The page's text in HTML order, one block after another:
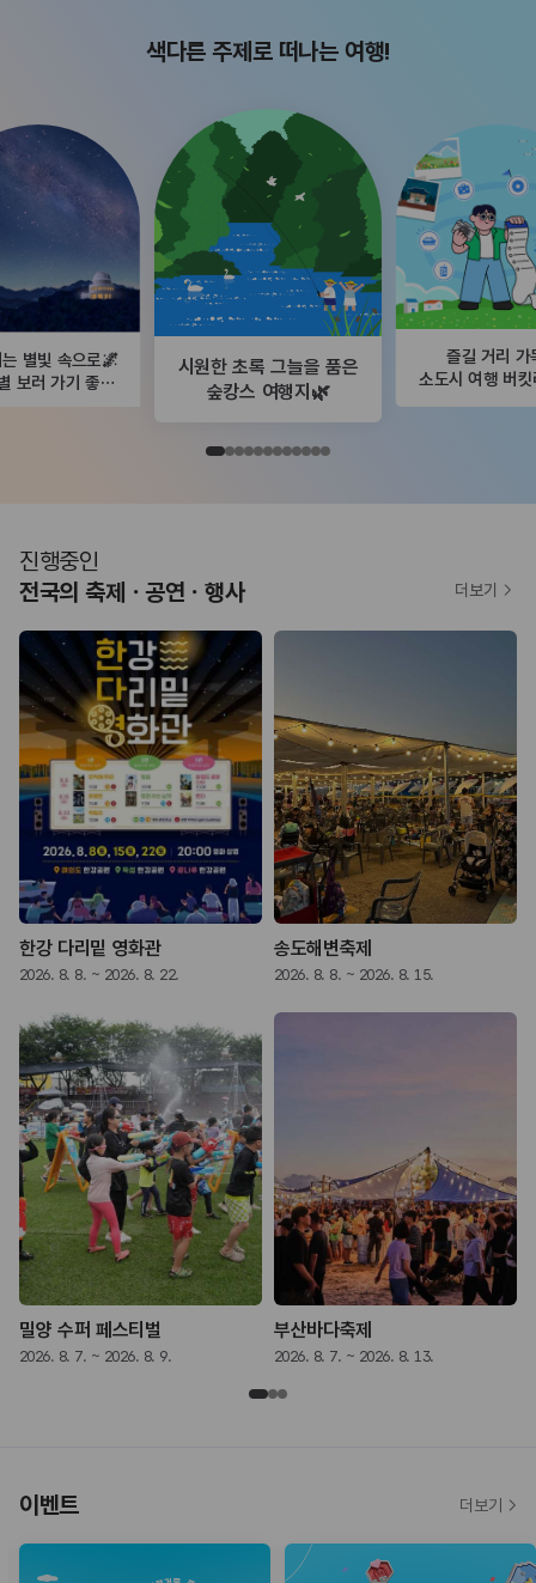
색다른 주제로 떠나는 여행!
별빛 속으로🌌
보러 가기 좋은
시원한 초록 그늘을 품은
숲캉스 여행지🌿
즐길 거리 가
소도시 여행 버킷
진행중인
전국의 축제ㆍ공연ㆍ행사
한강 다리밑 영화관
2026. 8. 8. ~ 2026. 8. 22.
송도해변축제
2026. 8. 8. ~ 2026. 8. 15.
밀양 수퍼 페스티벌
2026. 8. 7. ~ 2026. 8. 9.
부산바다축제
2026. 8. 7. ~ 2026. 8. 13.
더보기
이벤트 더보기